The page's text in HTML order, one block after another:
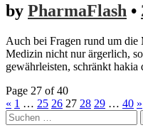
by PharmaFlash •
Auch bei Fragen rund um die
Medizin nicht nur ärgerlich,
gewährleisten, schränkt
Page 27 of 40
« 1 … 25 26 27 28 29 … 40 »
Suchen
nach: